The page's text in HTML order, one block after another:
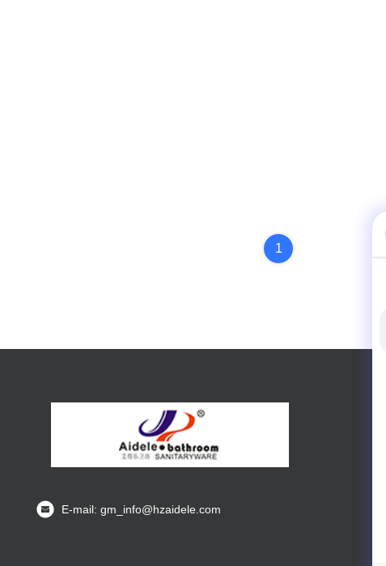
1
E-mail: gm_info@hzaidele.com